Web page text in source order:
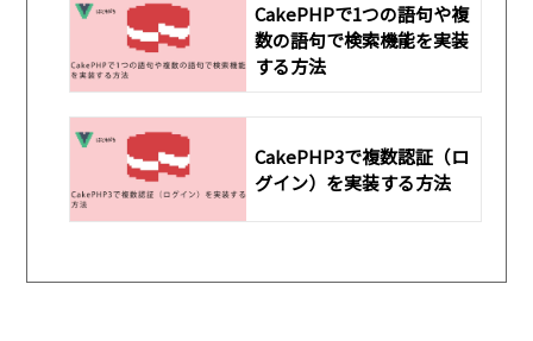
CakePHPで1つの語句や複
数の語句で検索機能を実装
する方法
CakePHP3で複数認証（ロ
グイン）を実装する方法